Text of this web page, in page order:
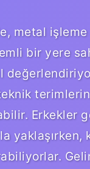
metal
bir yere
terimlerin
Erkekler